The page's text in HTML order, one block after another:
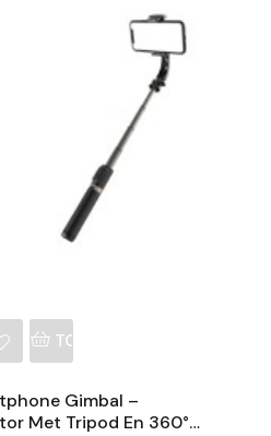
TOEVOEGEN AAN
Gimbal –
Met Tripod En 360°